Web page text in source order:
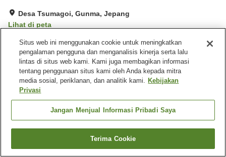
Desa Tsumagoi, Gunma, Jepang
Lihat di peta
Sangat baik Ulasan: 762
Fasilitas properti
Wi-Fi
Kafe
Mesin penjual otomatis
Beranda Jepang Gunma
Desa Tsumagoi
Manza Onsen Manza Prince Hotel
Cari kamar
Situs web ini menggunakan cookie untuk meningkatkan
pengalaman pengguna dan menganalisis kinerja serta lalu
lintas di situs web kami. Kami juga membagikan informasi
tentang penggunaan situs kami oleh Anda kepada mitra
media sosial, periklanan, dan analitik kami. Kebijakan
Privasi
Jangan Menjual Informasi Pribadi Saya
Terima Cookie